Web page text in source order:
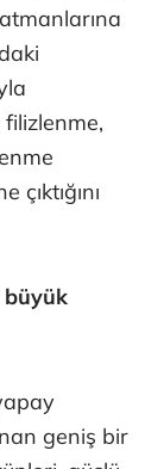
büyük
geniş bir